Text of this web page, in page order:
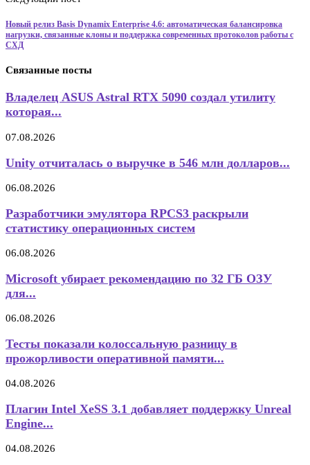
Новый релиз Basis Dynamix Enterprise 4.6: автоматическая балансировка
нагрузки, связанные клоны и поддержка современных протоколов работы с
СХД
Связанные посты
Владелец ASUS Astral RTX 5090 создал утилиту
которая...
07.08.2026
Unity отчиталась о выручке в 546 млн долларов...
06.08.2026
Разработчики эмулятора RPCS3 раскрыли
статистику операционных систем
06.08.2026
Microsoft убирает рекомендацию по 32 ГБ ОЗУ
для...
06.08.2026
Тесты показали колоссальную разницу в
прожорливости оперативной памяти...
04.08.2026
Плагин Intel XeSS 3.1 добавляет поддержку Unreal
Engine...
04.08.2026